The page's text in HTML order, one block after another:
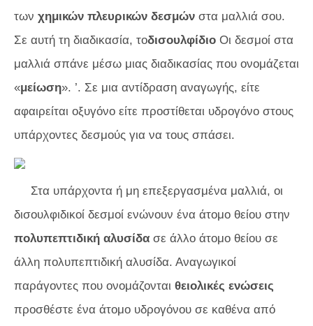
των χημικών πλευρικών δεσμών στα μαλλιά σου.
Σε αυτή τη διαδικασία, τοδισουλφίδιο Οι δεσμοί στα
μαλλιά σπάνε μέσω μιας διαδικασίας που ονομάζεται
«μείωση». ’. Σε μια αντίδραση αναγωγής, είτε
αφαιρείται οξυγόνο είτε προστίθεται υδρογόνο στους
υπάρχοντες δεσμούς για να τους σπάσει.
Στα υπάρχοντα ή μη επεξεργασμένα μαλλιά, οι
δισουλφιδικοί δεσμοί ενώνουν ένα άτομο θείου στην
πολυπεπτιδική αλυσίδα σε άλλο άτομο θείου σε
άλλη πολυπεπτιδική αλυσίδα. Αναγωγικοί
παράγοντες που ονομάζονται θειολικές ενώσεις
προσθέστε ένα άτομο υδρογόνου σε καθένα από